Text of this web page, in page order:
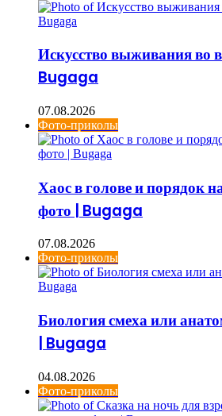
Искусство выживания во
Bugaga
07.08.2026
Фото-приколы
Хаос в голове и порядок
фото | Bugaga
07.08.2026
Фото-приколы
Биология смеха или
| Bugaga
04.08.2026
Фото-приколы